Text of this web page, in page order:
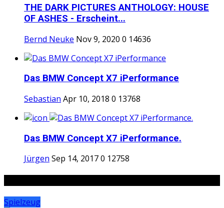
THE DARK PICTURES ANTHOLOGY: HOUSE
OF ASHES - Erscheint...
Bernd Neuke Nov 9, 2020 0 14636
Das BMW Concept X7 iPerformance
Sebastian Apr 10, 2018 0 13768
Das BMW Concept X7 iPerformance.
Jürgen Sep 14, 20170 12758
Spielzeug